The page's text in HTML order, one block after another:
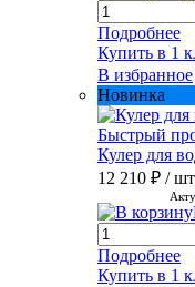
Подробнее
Купить в 1
В избранное
Новинка
Быстрый
Кулер для
12 210 ₽ / шт
Подробнее
Купить в 1